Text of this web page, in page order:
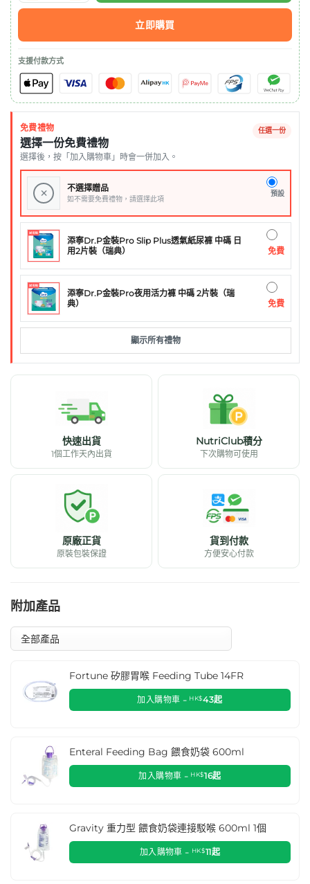
立即購買
支援付款方式
免費禮物
選擇一份免費禮物
選擇後，按「加入購物車」時會一併加入。
任選一份
× 不選擇贈品
如不需要免費禮物，請選擇此項
預設
添寧Dr.P金裝Pro Slip Plus透氣紙尿褲 中碼 日
用2片裝（瑞典）
免費
添寧Dr.P金裝Pro夜用活力褲 中碼 2片裝（瑞
典）
免費
顯示所有禮物
快速出貨
1個工作天內出貨
NutriClub積分
下次購物可使用
原廠正貨
原裝包裝保證
貨到付款
方便安心付款
附加產品
Fortune 矽膠胃喉 Feeding Tube 14FR
加入購物車 - HK$43起
Enteral Feeding Bag 餵食奶袋 600ml
加入購物車 - HK$16起
Gravity 重力型 餵食奶袋連接駁喉 600ml 1個
加入購物車 - HK$11起